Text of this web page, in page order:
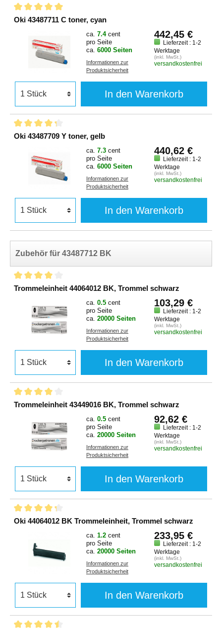
Oki 43487711 C toner, cyan
ca. 7.4 cent
pro Seite
ca. 6000 Seiten
Informationen zur
Produktsicherheit
442,45 €
Lieferzeit : 1-2
Werktage
(inkl. MwSt.)
versandkostenfrei
In den Warenkorb
Oki 43487709 Y toner, gelb
ca. 7.3 cent
pro Seite
ca. 6000 Seiten
Informationen zur
Produktsicherheit
440,62 €
Lieferzeit : 1-2
Werktage
(inkl. MwSt.)
versandkostenfrei
In den Warenkorb
Zubehör für 43487712 BK
Trommeleinheit 44064012 BK, Trommel schwarz
ca. 0.5 cent
pro Seite
ca. 20000 Seiten
Informationen zur
Produktsicherheit
103,29 €
Lieferzeit : 1-2
Werktage
(inkl. MwSt.)
versandkostenfrei
In den Warenkorb
Trommeleinheit 43449016 BK, Trommel schwarz
ca. 0.5 cent
pro Seite
ca. 20000 Seiten
Informationen zur
Produktsicherheit
92,62 €
Lieferzeit : 1-2
Werktage
(inkl. MwSt.)
versandkostenfrei
In den Warenkorb
Oki 44064012 BK Trommeleinheit, Trommel schwarz
ca. 1.2 cent
pro Seite
ca. 20000 Seiten
Informationen zur
Produktsicherheit
233,95 €
Lieferzeit : 1-2
Werktage
(inkl. MwSt.)
versandkostenfrei
In den Warenkorb